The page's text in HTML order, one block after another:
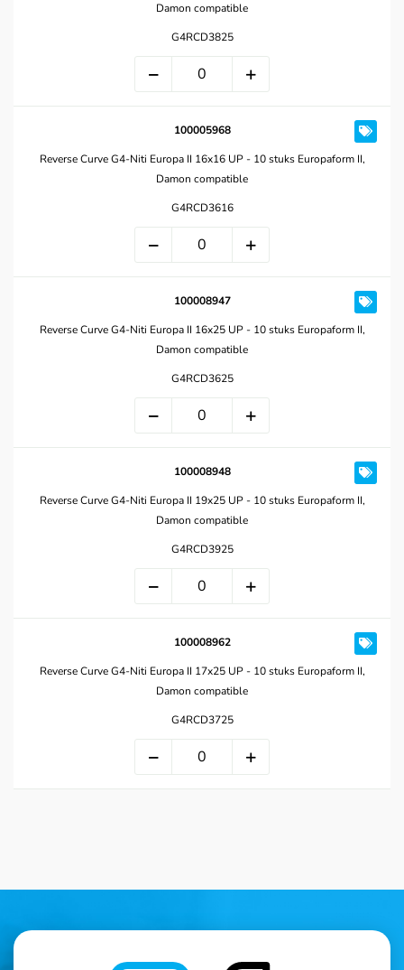
Damon compatible
G4RCD3825
100005968
Reverse Curve G4-Niti Europa II 16x16 UP - 10 stuks Europaform II,
Damon compatible
G4RCD3616
100008947
Reverse Curve G4-Niti Europa II 16x25 UP - 10 stuks Europaform II,
Damon compatible
G4RCD3625
100008948
Reverse Curve G4-Niti Europa II 19x25 UP - 10 stuks Europaform II,
Damon compatible
G4RCD3925
100008962
Reverse Curve G4-Niti Europa II 17x25 UP - 10 stuks Europaform II,
Damon compatible
G4RCD3725